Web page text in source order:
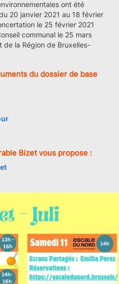
ont été
20 janvier 2021 au 18 février
le 25 février 2021
communal le 25 mars
de la Région de Bruxelles-
du dossier de base
r
Bizet vous propose :